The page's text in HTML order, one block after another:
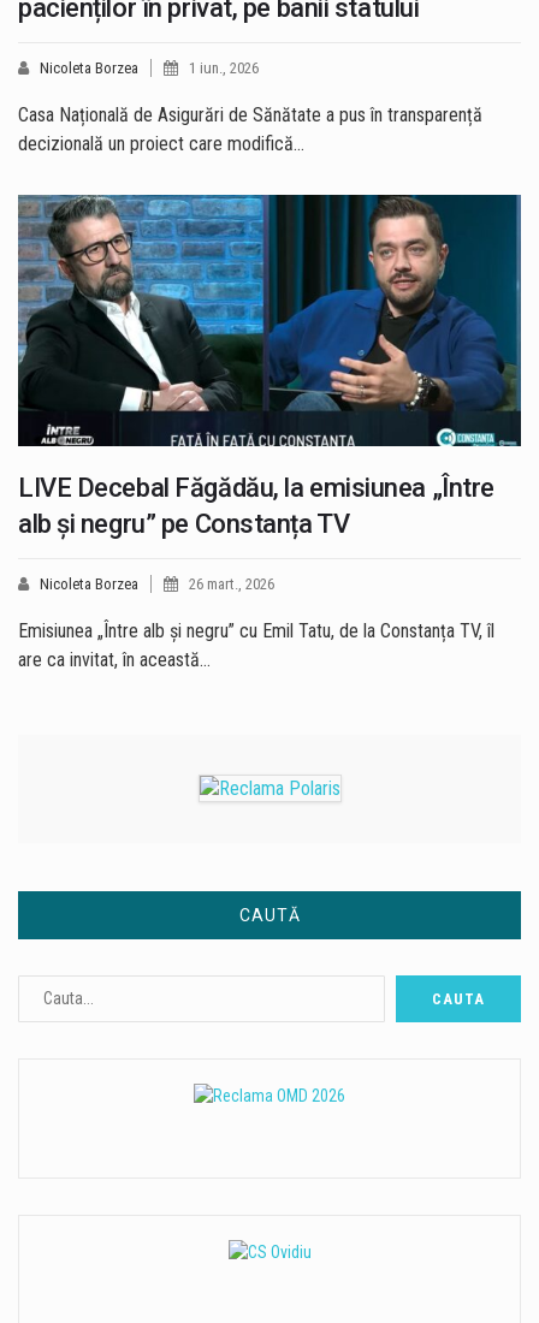
pacienților în privat, pe banii statului
Nicoleta Borzea 1 iun., 2026
Casa Națională de Asigurări de Sănătate a pus în transparență
decizională un proiect care modifică…
LIVE Decebal Făgădău, la emisiunea „Între
alb și negru” pe Constanța TV
Nicoleta Borzea 26 mart., 2026
Emisiunea „Între alb și negru” cu Emil Tatu, de la Constanța TV, îl
are ca invitat, în această…
CAUTĂ